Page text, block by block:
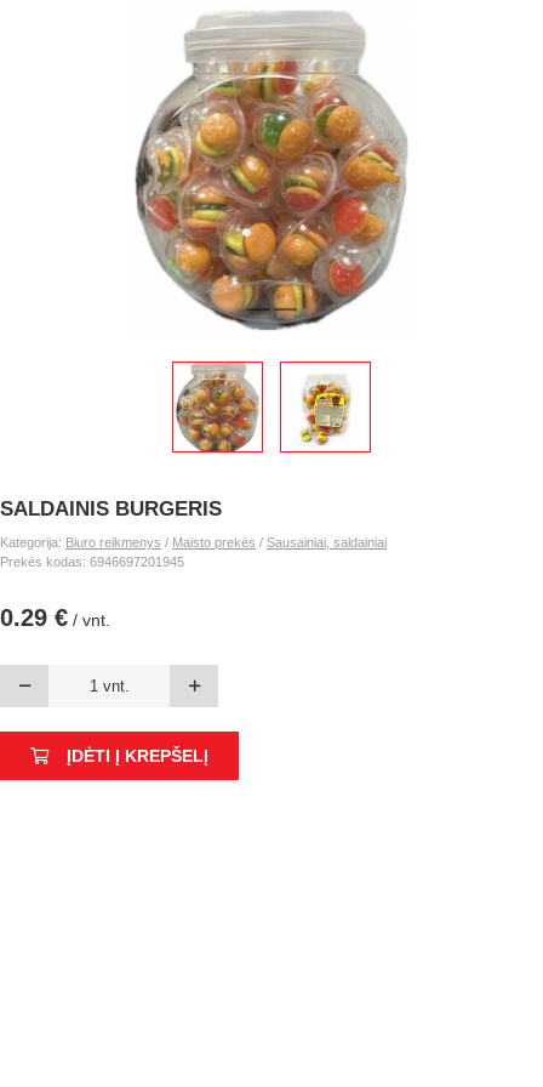
SALDAINIS BURGERIS
Kategorija: Biuro reikmenys / Maisto prekės / Sausainiai, saldainiai
Prekės kodas: 6946697201945
0.29 € / vnt.
ĮDĖTI Į KREPŠELĮ